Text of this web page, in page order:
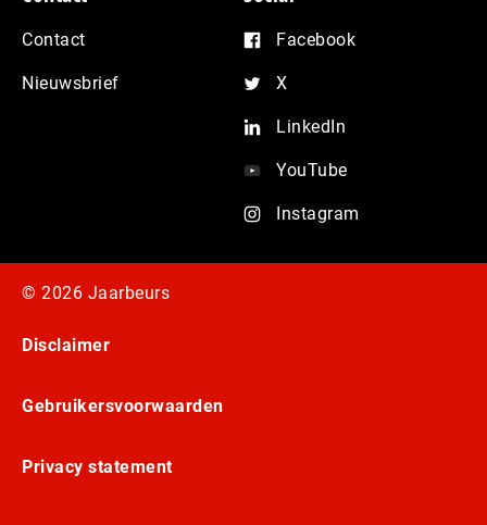
Contact
Nieuwsbrief
Facebook
X
LinkedIn
YouTube
Instagram
© 2026 Jaarbeurs
Disclaimer
Gebruikersvoorwaarden
Privacy statement